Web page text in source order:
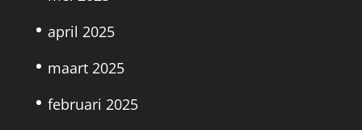
april 2025
maart 2025
februari 2025